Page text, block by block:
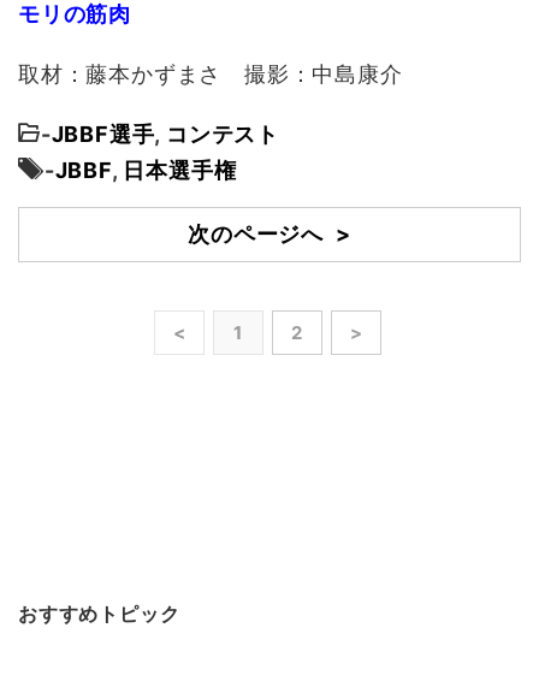
モリの筋肉
取材：藤本かずまさ 撮影：中島康介
-JBBF選手, コンテスト
-JBBF, 日本選手権
次のページへ >
< 1 2 >
おすすめトピック